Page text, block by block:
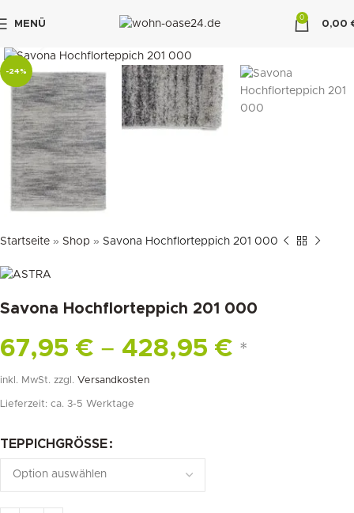
MENÜ
0
0,00
-24%
Startseite » Shop » Savona Hochflorteppich 201 000
Savona Hochflorteppich 201 000
67,95 € – 428,95 € *
inkl. MwSt. zzgl. Versandkosten
Lieferzeit: ca. 3-5 Werktage
TEPPICHGRÖSSE